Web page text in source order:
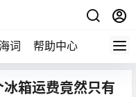
词 帮助中心
箱运费竟然只有